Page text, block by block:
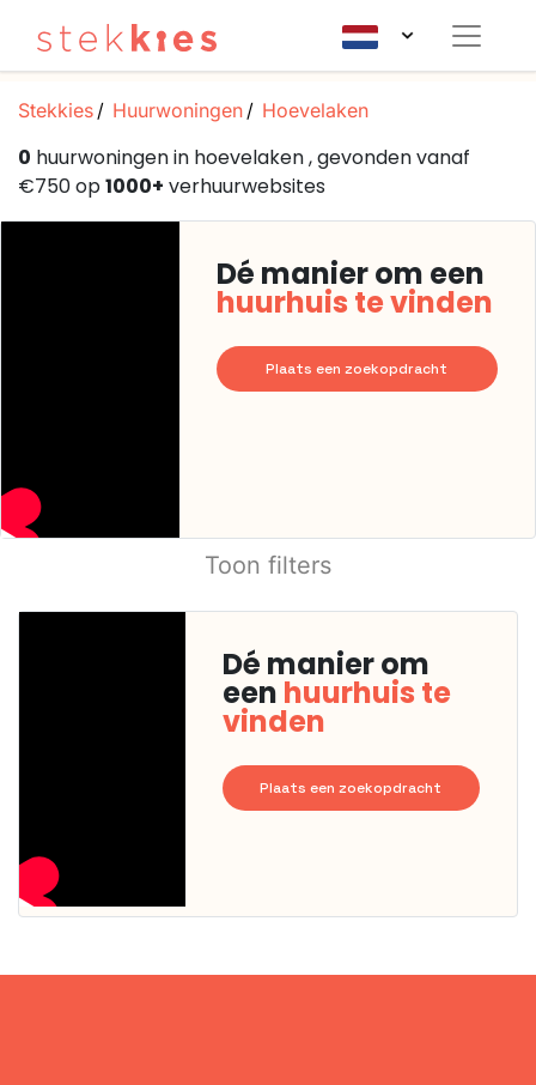
Stekkies Huurwoningen Hoevelaken
0 huurwoningen in hoevelaken , gevonden vanaf
€750 op1000+ verhuurwebsites
Dé manier om een
huurhuis te vinden
Plaats een zoekopdracht
Toon filters
Dé manier om
een huurhuis te
vinden
Plaats een zoekopdracht